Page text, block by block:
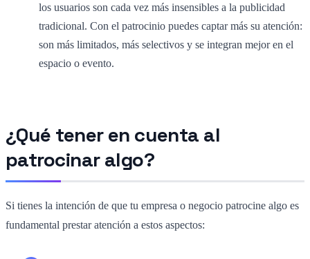
los usuarios son cada vez más insensibles a la publicidad
tradicional. Con el patrocinio puedes captar más su atención:
son más limitados, más selectivos y se integran mejor en el
espacio o evento.
¿Qué tener en cuenta al
patrocinar algo?
Si tienes la intención de que tu empresa o negocio patrocine algo es
fundamental prestar atención a estos aspectos: